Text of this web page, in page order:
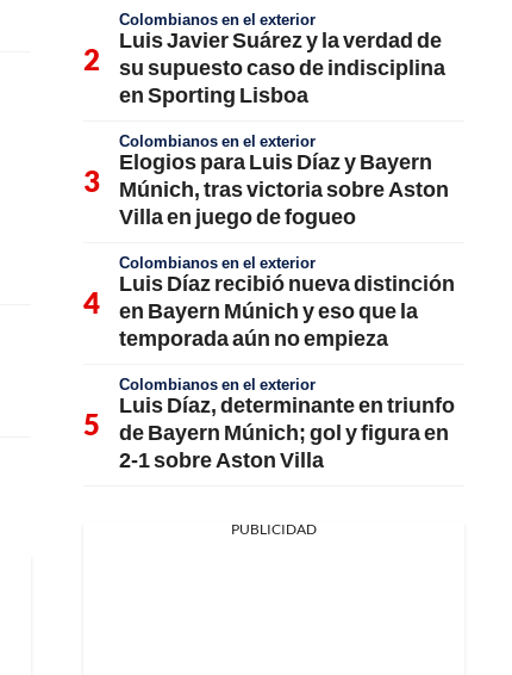
Colombianos en el exterior
Luis Javier Suárez y la verdad de
su supuesto caso de indisciplina
en Sporting Lisboa
Colombianos en el exterior
Elogios para Luis Díaz y Bayern
Múnich, tras victoria sobre Aston
Villa en juego de fogueo
Colombianos en el exterior
Luis Díaz recibió nueva distinción
en Bayern Múnich y eso que la
temporada aún no empieza
Colombianos en el exterior
Luis Díaz, determinante en triunfo
de Bayern Múnich; gol y figura en
2-1 sobre Aston Villa
PUBLICIDAD